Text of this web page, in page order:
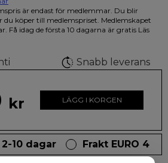
färglägga dina teckningar med. På
askan finns fjärilar i vilda fluorescerande
är endast för medlemmar. Du blir
köper till medlemspriset. Medlemskapet
Få idag de första 10 dagarna är gratis Läs
Snabb leverans
kr LÄGG I KORGEN
10 dagar Frakt EURO 4